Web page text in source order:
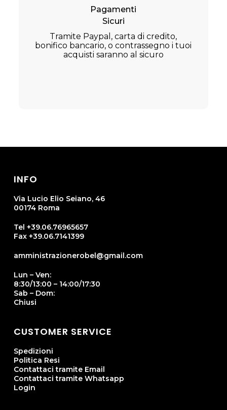
Pagamenti
Sicuri
Tramite Paypal, carta di credito,
bonifico bancario, o contrassegno i tuoi
acquisti saranno al sicuro
INFO
Via Lucio Elio Seiano, 46
00174 Roma
Tel +39.06.76965657
Fax +39.06.7141399
amministrazionerobel@gmail.com
Lun – Ven:
8:30/13:00 – 14:00/17:30
Sab – Dom:
Chiusi
CUSTOMER SERVICE
Spedizioni
Politica Resi
Contattaci tramite Email
Contattaci tramite Whatsapp
Login